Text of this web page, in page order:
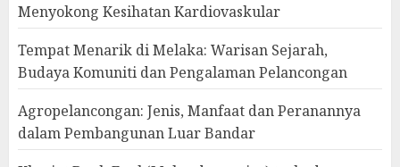
Menyokong Kesihatan Kardiovaskular
Tempat Menarik di Melaka: Warisan Sejarah,
Budaya Komuniti dan Pengalaman Pelancongan
Agropelancongan: Jenis, Manfaat dan Peranannya
dalam Pembangunan Luar Bandar